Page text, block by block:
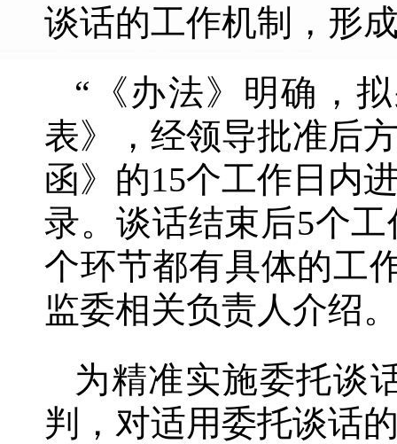
谈话的工作机制，形
“《办法》明确，
表》，经领导批准后
函》的15个工作日内
录。谈话结束后5个
个环节都有具体的工
监委相关负责人介绍
为精准实施委托谈
判，对适用委托谈话